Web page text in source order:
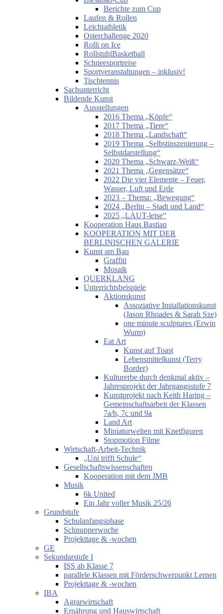
Berichte zum Cup
Laufen & Rollen
Leichtathletik
Osterchallenge 2020
Rolli on Ice
RollstuhlBasketball
Schneesportreise
Sportveranstaltungen – inklusiv!
Tischtennis
Sachunterricht
Bildende Kunst
Ausstellungen
2016 Thema „Köpfe“
2017 Thema „Tiere“
2018 Thema „Landschaft“
2019 Thema „Selbstinszenierung –
Selbstdarstellung“
2020 Thema „Schwarz-Weiß“
2021 Thema „Gegensätze“
2022 Die vier Elemente – Feuer,
Wasser, Luft und Erde
2023 – Thema: „Bewegung“
2024 „Berlin – Stadt und Land“
2025 „LAUT-leise“
Kooperation Haus Bastian
KOOPERATION MIT DER
BERLINISCHEN GALERIE
Kunst am Bau
Graffiti
Mosaik
QUERKLANG
Unterrichtsbeispiele
Aktionskunst
Assoziative Installationskunst
(Jason Rhoades & Sarah Sze)
one minute sculptures (Erwin
Wurm)
Eat Art
Kunst auf Toast
Lebensmittelkunst (Terry
Border)
Kulturerbe durch denkmal aktiv –
Jahresprojekt der Jahrgangsstufe 7
Kunstprojekt nach Keith Haring –
Gemeinschaftsarbeit der Klassen
7a/b, 7c und 9a
Land Art
Miniaturwelten mit Knetfiguren
Stopmotion Filme
Wirtschaft-Arbeit-Technik
„Uni trifft Schule“
Gesellschaftswissenschaften
Kooperation mit dem JMB
Musik
6k United
Ein Jahr voller Musik 25/26
Grundstufe
Schulanfangsphase
Schnupperwoche
Projekttage & -wochen
GE
Sekundarstufe I
ISS ab Klasse 7
parallele Klassen mit Förderschwerpunkt Lernen
Projekttage & -wochen
IBA
Agrarwirtschaft
Ernährung und Hauswirtschaft